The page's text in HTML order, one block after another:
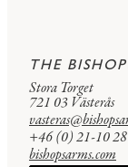
THE
Stora Torget
721 03 Västerås
+46 (0) 21-10
bishopsarms.com